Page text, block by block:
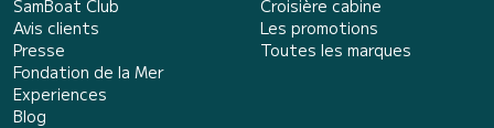
SamBoat Club
Avis clients
Presse
Fondation de la Mer
Experiences
Blog
Croisière cabine
Les promotions
Toutes les marques